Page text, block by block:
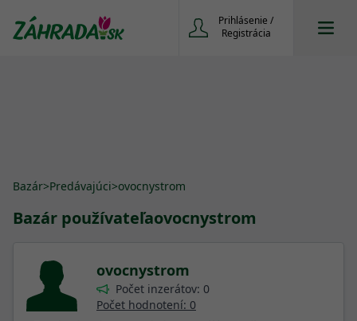
Prihlásenie /
Registrácia
Bazár>Predávajúci>ovocnystrom
Bazár používateľaovocnystrom
ovocnystrom
Počet inzerátov: 0
Počet hodnotení: 0